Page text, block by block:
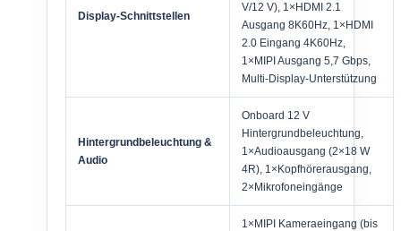
Display-Schnittstellen
V/12 V), 1×HDMI 2.1
Ausgang 8K60Hz, 1×HDMI
2.0 Eingang 4K60Hz,
1×MIPI Ausgang 5,7 Gbps,
Multi-Display-Unterstützung
Hintergrundbeleuchtung &
Audio
Onboard 12 V
Hintergrundbeleuchtung,
1×Audioausgang (2×18 W
4R), 1×Kopfhörerausgang,
2×Mikrofoneingänge
1×MIPI Kameraeingang (bis